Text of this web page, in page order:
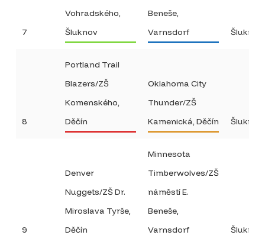
7
Vohradského,
Šluknov
Beneše,
Varnsdorf
Šluknov
8
Portland Trail
Blazers/ZŠ
Komenského,
Děčín
Oklahoma City
Thunder/ZŠ
Kamenická, Děčín
Šluknov
9
Denver
Nuggets/ZŠ Dr.
Miroslava Tyrše,
Děčín
Minnesota
Timberwolves/ZŠ
náměstí E.
Beneše,
Varnsdorf
Šluknov